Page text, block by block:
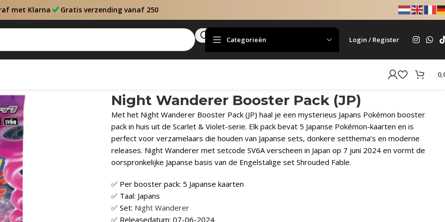
met Klarna Gratis verzending vanaf 250
Categorieën Login / Register
Night Wanderer Booster Pack (JP)
Met het Night Wanderer Booster Pack (JP) haal je een mysterieus Japans Pokémon booster
pack in huis uit de Scarlet & Violet-serie. Elk pack bevat 5 Japanse Pokémon-kaarten en is
perfect voor verzamelaars die houden van Japanse sets, donkere setthema’s en moderne
releases. Night Wanderer met setcode SV6A verscheen in Japan op 7 juni 2024 en vormt de
oorspronkelijke Japanse basis van de Engelstalige set Shrouded Fable.
✅ Per booster pack: 5 Japanse kaarten
✅ Taal: Japans
✅ Set: Night Wanderer
✅ Releasedatum: 07-06-2024